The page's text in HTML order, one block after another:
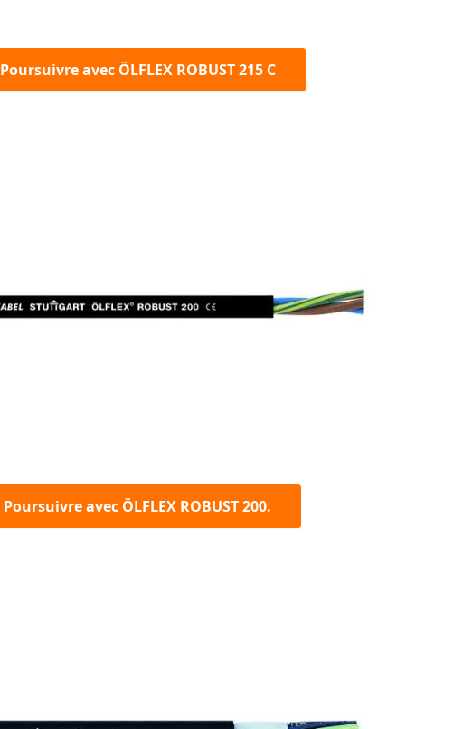
Poursuivre avec ÖLFLEX ROBUST 215 C
Poursuivre avec ÖLFLEX ROBUST 200.